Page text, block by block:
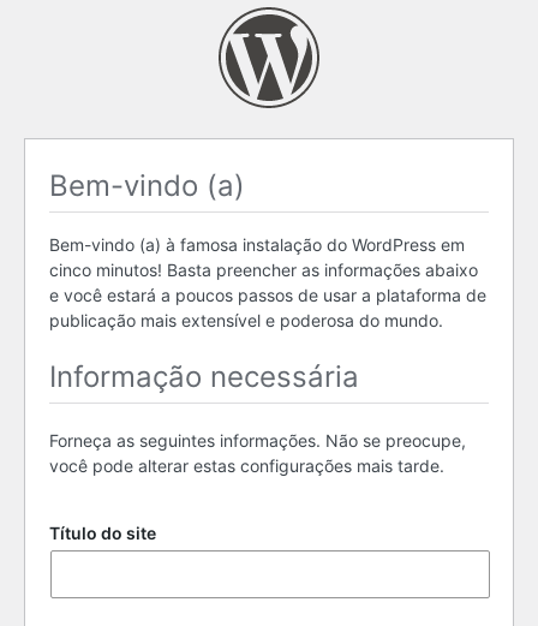
Bem-vindo (a)
Bem-vindo (a) à famosa instalação do WordPress em
cinco minutos! Basta preencher as informações abaixo
e você estará a poucos passos de usar a plataforma de
publicação mais extensível e poderosa do mundo.
Informação necessária
Forneça as seguintes informações. Não se preocupe,
você pode alterar estas configurações mais tarde.
Título do site